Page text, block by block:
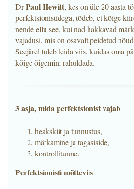
DrPaul Hewitt, kes on üle 20 aasta
perfektsionistidega, tõdeb, et kõige
nende ellu see, kui nad hakkavad
vajadusi, mis on osavalt peidetud
Seejärel tuleb leida viis, kuidas oma
kõige õigemini rahuldada.
3 asja, mida perfektsionist vajab
heakskiit ja tunnustus,
märkamine ja tagasiside,
kontrollitunne.
Perfektsionisti mõtteviis